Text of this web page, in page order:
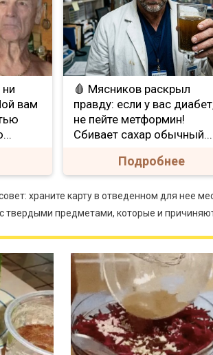
вам
🩸 Мясников раскрыл
правду: если у вас
не пейте метформин!
Сбивает сахар обычный...
Подробнее
храните карту в отведенном для нее
с твердыми предметами, которые и